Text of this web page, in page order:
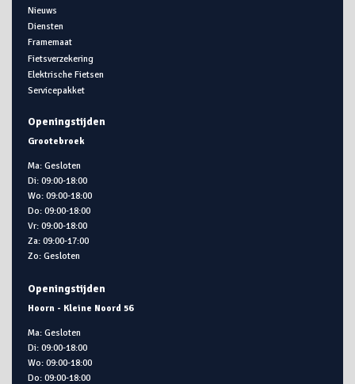
Nieuws
Diensten
Framemaat
Fietsverzekering
Elektrische Fietsen
Servicepakket
Openingstijden
Grootebroek
Ma: Gesloten
Di: 09:00-18:00
Wo: 09:00-18:00
Do: 09:00-18:00
Vr: 09:00-18:00
Za: 09:00-17:00
Zo: Gesloten
Openingstijden
Hoorn - Kleine Noord 56
Ma: Gesloten
Di: 09:00-18:00
Wo: 09:00-18:00
Do: 09:00-18:00